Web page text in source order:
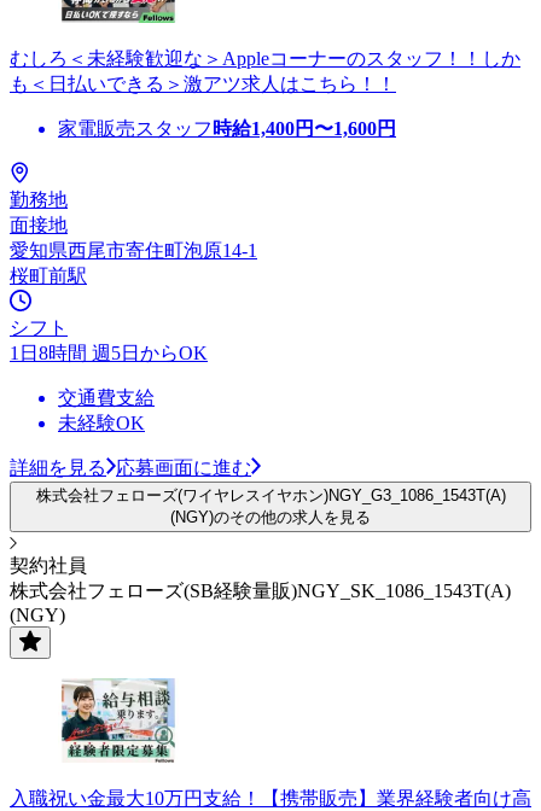
むしろ＜未経験歓迎な＞Appleコーナーのスタッフ！！しか
も＜日払いできる＞激アツ求人はこちら！！
家電販売スタッフ 時給1,400円〜1,600円
勤務地
面接地
愛知県西尾市寄住町泡原14-1
桜町前駅
シフト
1日8時間 週5日からOK
交通費支給
未経験OK
詳細を見る 応募画面に進む
株式会社フェローズ(ワイヤレスイヤホン)NGY_G3_1086_1543T(A)
(NGY)のその他の求人を見る
契約社員
株式会社フェローズ(SB経験量販)NGY_SK_1086_1543T(A)
(NGY)
入職祝い金最大10万円支給！【携帯販売】業界経験者向け高